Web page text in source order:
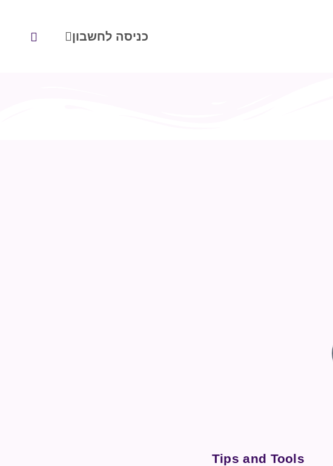
Tips and Tools
כניסה לחשבון